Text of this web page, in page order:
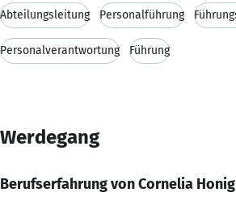
Abteilungsleitung Personalführung
Personalverantwortung Führung
Werdegang
Berufserfahrung von Cornelia Honig